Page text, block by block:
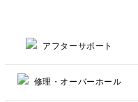
アフターサポート
修理・オーバーホール